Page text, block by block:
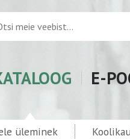
E-
üleminek